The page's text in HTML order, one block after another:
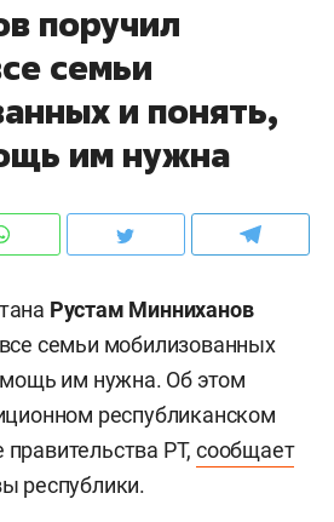
поручил
семьи
и понять,
им нужна
Рустам Минниханов
семьи мобилизованных
им нужна. Об этом
республиканском
РТ, сообщает
республики.